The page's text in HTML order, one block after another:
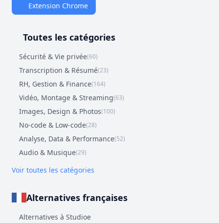
Extension Chrome
Toutes les catégories
Sécurité & Vie privée(60)
Transcription & Résumé(23)
RH, Gestion & Finance(164)
Vidéo, Montage & Streaming(63)
Images, Design & Photos(100)
No-code & Low-code(28)
Analyse, Data & Performance(52)
Audio & Musique(29)
Voir toutes les catégories
Alternatives françaises
Alternatives à Studioe